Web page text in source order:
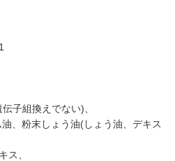
子組換えでない)、
しょう油(しょう油、デキス
、